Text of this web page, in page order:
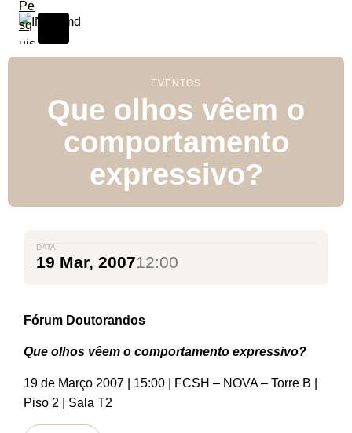
EVENTOS
Que olhos vêem o
comportamento
expressivo?
DATA
19 Mar, 200712:00
Fórum Doutorandos
Que olhos vêem o comportamento expressivo?
19 de Março 2007 | 15:00 | FCSH – NOVA – Torre B
Piso 2 | Sala T2